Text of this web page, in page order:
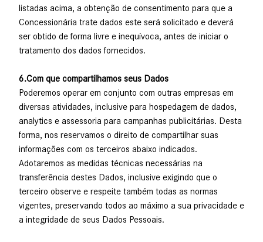
listadas acima, a obtenção de consentimento para que a
Concessionária trate dados este será solicitado e deverá
ser obtido de forma livre e inequívoca, antes de iniciar o
tratamento dos dados fornecidos.
6.Com que compartilhamos seus Dados
Poderemos operar em conjunto com outras empresas em
diversas atividades, inclusive para hospedagem de dados,
analytics e assessoria para campanhas publicitárias. Desta
forma, nos reservamos o direito de compartilhar suas
informações com os terceiros abaixo indicados.
Adotaremos as medidas técnicas necessárias na
transferência destes Dados, inclusive exigindo que o
terceiro observe e respeite também todas as normas
vigentes, preservando todos ao máximo a sua privacidade e
a integridade de seus Dados Pessoais.